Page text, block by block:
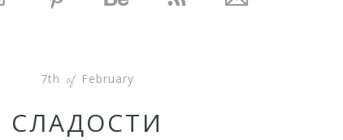
7th of February
СЛАДОСТИ